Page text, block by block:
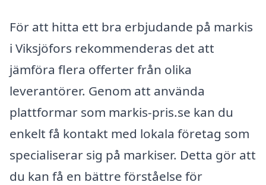
För att hitta ett bra erbjudande på markis
i Viksjöfors rekommenderas det att
jämföra flera offerter från olika
leverantörer. Genom att använda
plattformar som markis-pris.se kan du
enkelt få kontakt med lokala företag som
specialiserar sig på markiser. Detta gör att
du kan få en bättre förståelse för